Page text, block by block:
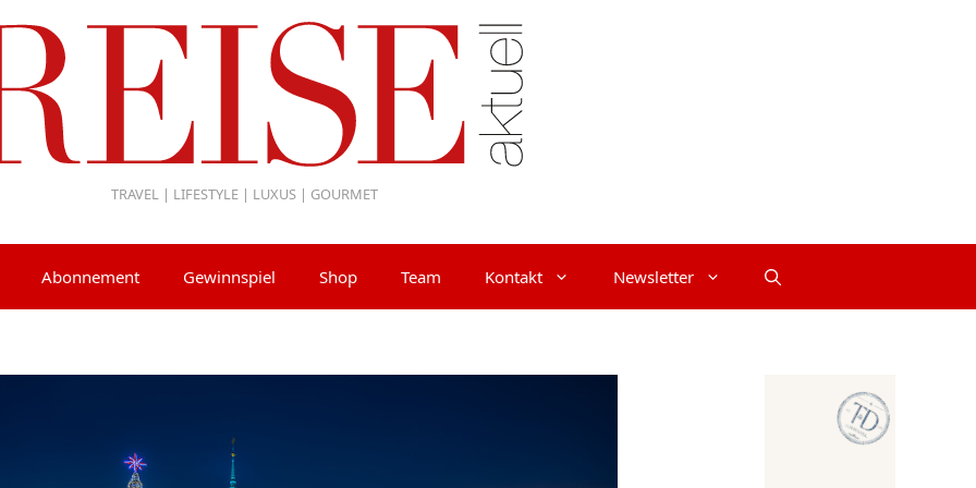
TRAVEL | LIFESTYLE | LUXUS | GOURMET
Abonnement Gewinnspiel Shop Team Kontakt Newsletter